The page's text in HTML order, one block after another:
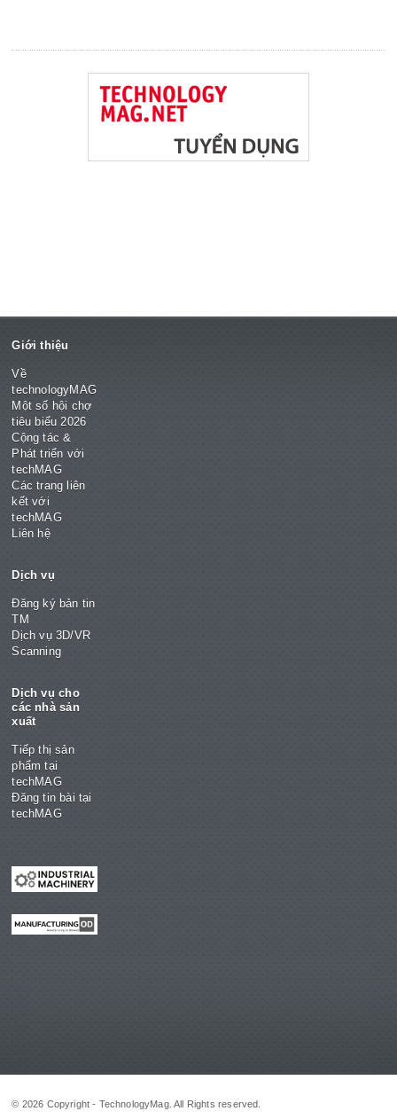
Giới thiệu
Về
technologyMAG
Một số hội chợ
tiêu biểu 2026
Cộng tác &
Phát triển với
techMAG
Các trang liên
kết với
techMAG
Liên hệ
Dịch vụ
Đăng ký bản tin
TM
Dịch vụ 3D/VR
Scanning
Dịch vụ cho
các nhà sản
xuất
Tiếp thị sản
phẩm tại
techMAG
Đăng tin bài tại
techMAG
© 2026 Copyright - TechnologyMag. All Rights reserved.